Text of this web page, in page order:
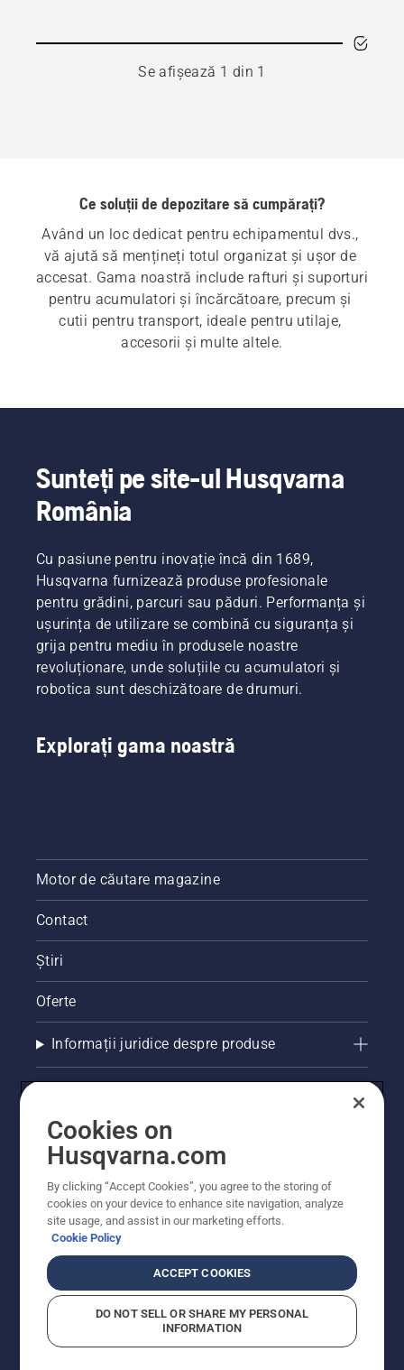
Se afișează 1 din 1
Ce soluții de depozitare să cumpărați?
Având un loc dedicat pentru echipamentul dvs.,
vă ajută să mențineți totul organizat și ușor de
accesat. Gama noastră include rafturi și suporturi
pentru acumulatori și încărcătoare, precum și
cutii pentru transport, ideale pentru utilaje,
accesorii și multe altele.
Sunteți pe site-ul Husqvarna
România
Cu pasiune pentru inovație încă din 1689,
Husqvarna furnizează produse profesionale
pentru grădini, parcuri sau păduri. Performanța și
ușurința de utilizare se combină cu siguranța și
grija pentru mediu în produsele noastre
revoluționare, unde soluțiile cu acumulatori și
robotica sunt deschizătoare de drumuri.
Explorați gama noastră
Motor de căutare magazine
Contact
Știri
Oferte
Informații juridice despre produse
© Husqvarna AB (publ). Toate drepturile rezervate.
Prețurile prezentate includ TVA și sunt prețuri
recomandate pentru comercializarea cu amănuntul.
Husqvarna își rezervă dreptul de a face modificări în
Cookies on
Husqvarna.com
By clicking “Accept Cookies”, you agree to the storing of
cookies on your device to enhance site navigation, analyze
site usage, and assist in our marketing efforts.
Cookie Policy
ACCEPT COOKIES
DO NOT SELL OR SHARE MY PERSONAL
INFORMATION